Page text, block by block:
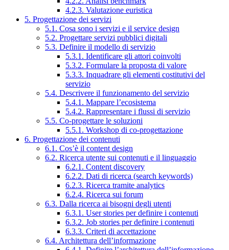
4.2.3. Valutazione euristica
5. Progettazione dei servizi
5.1. Cosa sono i servizi e il service design
5.2. Progettare servizi pubblici digitali
5.3. Definire il modello di servizio
5.3.1. Identificare gli attori coinvolti
5.3.2. Formulare la proposta di valore
5.3.3. Inquadrare gli elementi costitutivi del
servizio
5.4. Descrivere il funzionamento del servizio
5.4.1. Mappare l’ecosistema
5.4.2. Rappresentare i flussi di servizio
5.5. Co-progettare le soluzioni
5.5.1. Workshop di co-progettazione
6. Progettazione dei contenuti
6.1. Cos’è il content design
6.2. Ricerca utente sui contenuti e il linguaggio
6.2.1. Content discovery
6.2.2. Dati di ricerca (search keywords)
6.2.3. Ricerca tramite analytics
6.2.4. Ricerca sui forum
6.3. Dalla ricerca ai bisogni degli utenti
6.3.1. User stories per definire i contenuti
6.3.2. Job stories per definire i contenuti
6.3.3. Criteri di accettazione
6.4. Architettura dell’informazione